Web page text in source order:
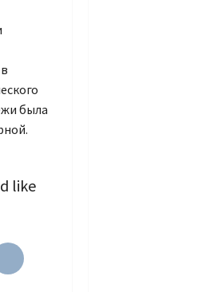
была
like